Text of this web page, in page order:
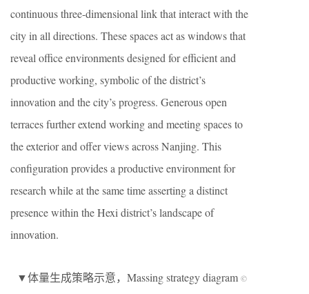
continuous three-dimensional link that interact with the
city in all directions. These spaces act as windows that
reveal office environments designed for efficient and
productive working, symbolic of the district’s
innovation and the city’s progress. Generous open
terraces further extend working and meeting spaces to
the exterior and offer views across Nanjing. This
configuration provides a productive environment for
research while at the same time asserting a distinct
presence within the Hexi district’s landscape of
innovation.
▼体量生成策略示意，Massing strategy diagram ©